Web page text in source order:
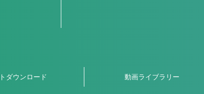
ダウンロード 動画ライブラリー